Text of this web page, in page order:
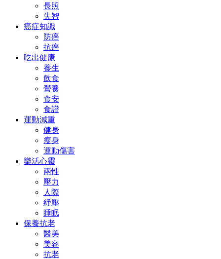
長照
失智
癌症知識
防癌
抗癌
吃出健康
養生
飲食
營養
食安
食譜
運動減重
健身
瘦身
運動傷害
樂活心靈
兩性
壓力
人際
紓壓
睡眠
保養抗老
醫美
美容
抗老